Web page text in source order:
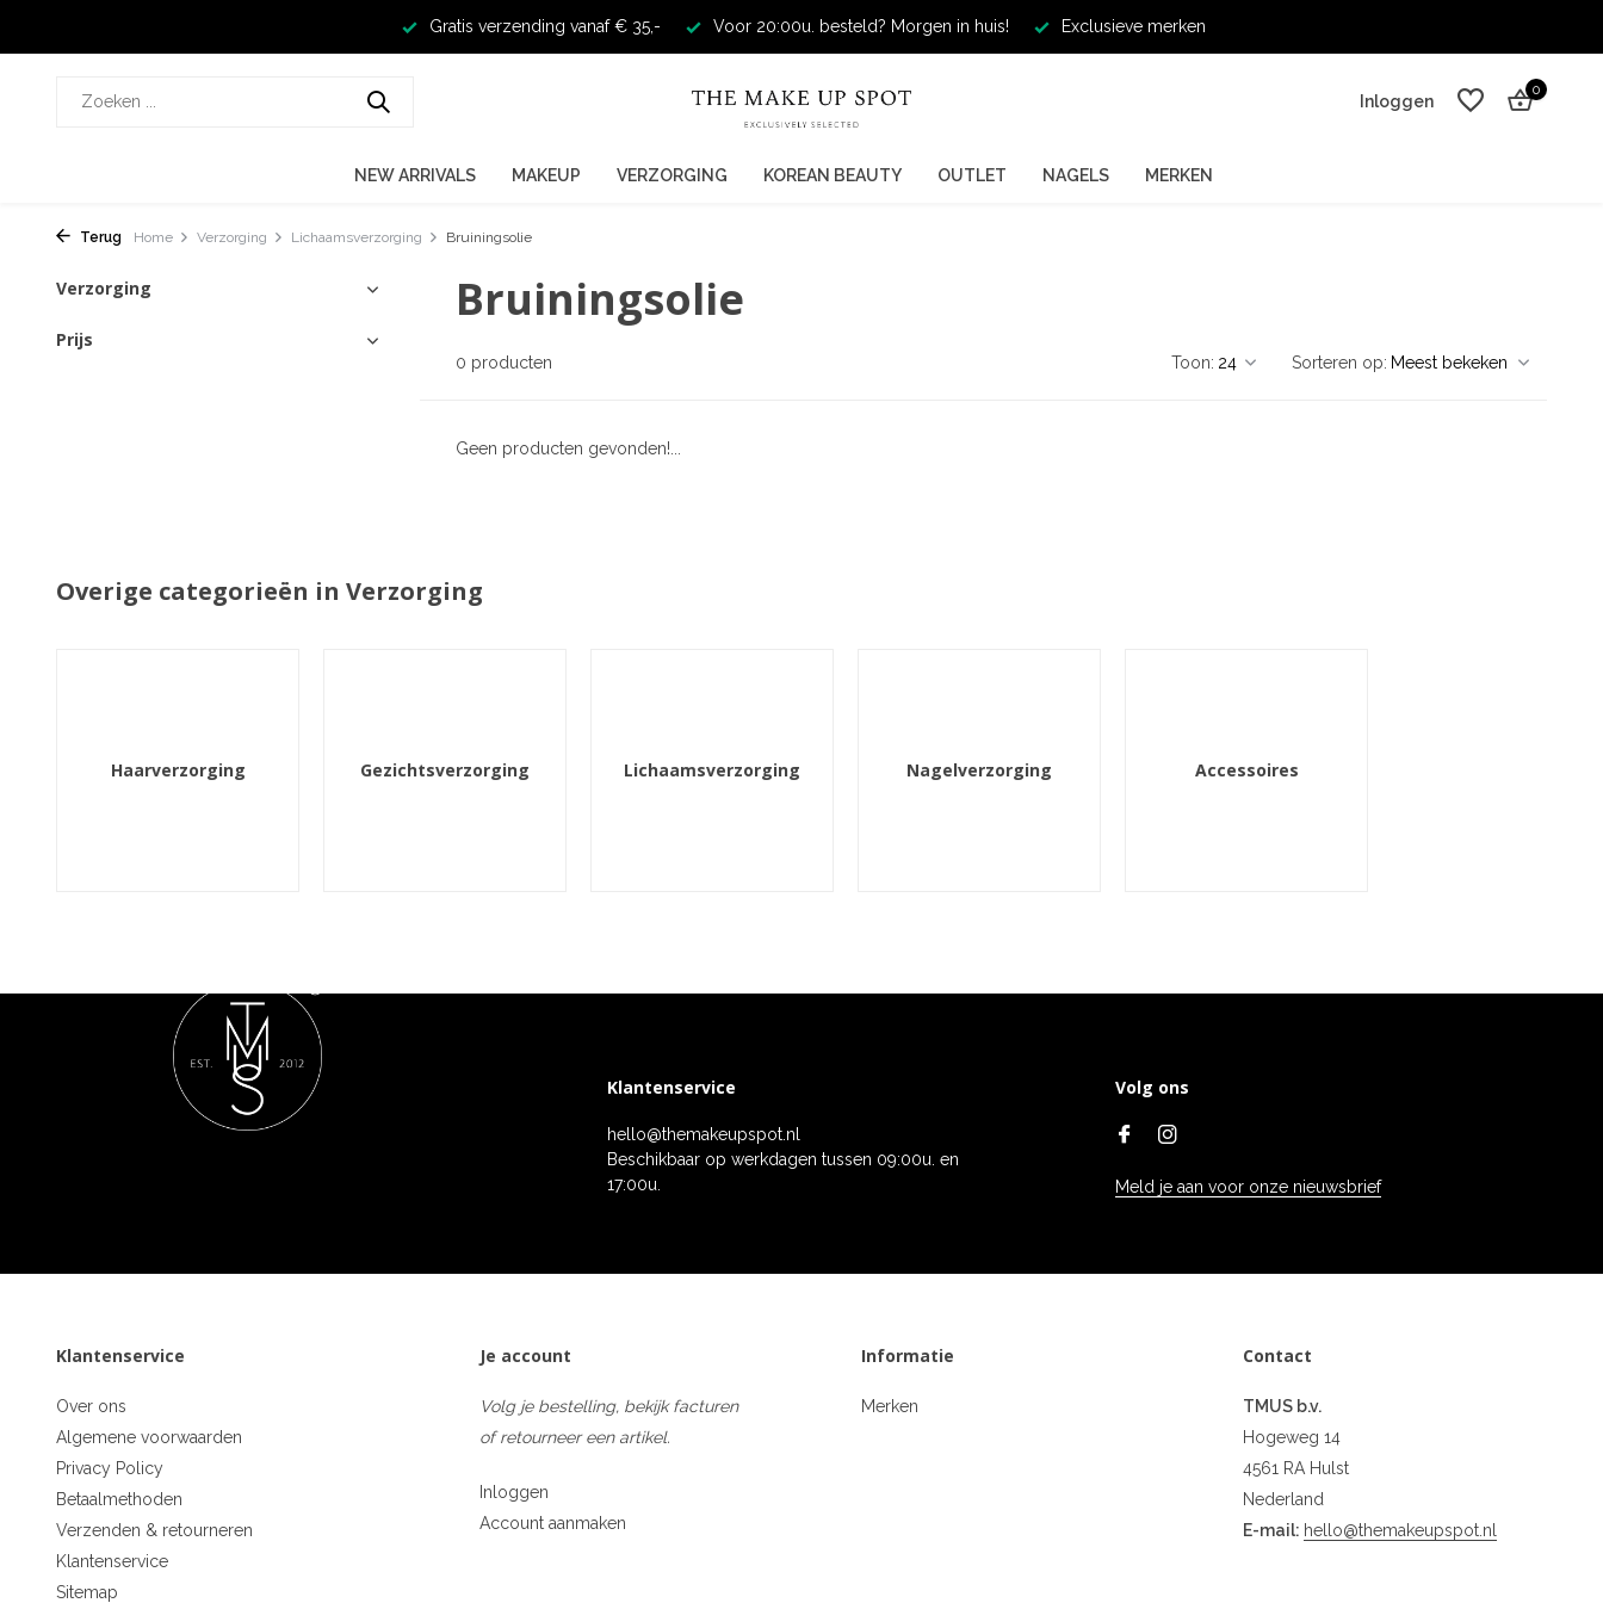
Gratis verzending vanaf € 35,- Voor 20:00u. besteld? Morgen in huis! Exclusieve merken
Inloggen
0
NEW ARRIVALS MAKEUP VERZORGING KOREAN BEAUTY OUTLET NAGELS MERKEN
Terug Home Verzorging Lichaamsverzorging Bruiningsolie
Verzorging
Prijs
Bruiningsolie
0 producten Toon: Sorteren op:
Geen producten gevonden!...
Overige categorieën in Verzorging
Haarverzorging Gezichtsverzorging Lichaamsverzorging Nagelverzorging Accessoires
Klantenservice
hello@themakeupspot.nl
Beschikbaar op werkdagen tussen 09:00u. en
17:00u.
Volg ons
Meld je aan voor onze nieuwsbrief
Klantenservice
Over ons
Algemene voorwaarden
Privacy Policy
Betaalmethoden
Verzenden & retourneren
Klantenservice
Sitemap
Je account
Volg je bestelling, bekijk facturen
of retourneer een artikel.
Inloggen
Account aanmaken
Informatie
Merken
Contact
TMUS b.v.
Hogeweg 14
4561 RA Hulst
Nederland
E-mail: hello@themakeupspot.nl